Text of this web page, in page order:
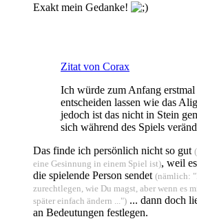
Exakt mein Gedanke!
Zitat von Corax
Ich würde zum Anfang erstmal
entscheiden lassen wie das
jedoch ist das nicht in Stein
sich während des Spiels
Das finde ich persönlich nicht so gut
eine Gesinnung in einem Spiel ist), weil
die spielende Person sendet (nämlich:
zurechtlegen, wie Du magst, aber wenn es
später einfach ändern ...") ... dann doch
an Bedeutungen festlegen.